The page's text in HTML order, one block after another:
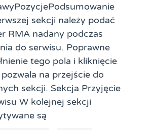
sekcji należy podać
RMA nadany podczas
do serwisu. Poprawne
tego pola i kliknięcie
na przejście do
sekcji. Sekcja Przyjęcie
W kolejnej sekcji
są